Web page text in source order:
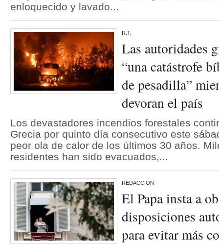
enloquecido y lavado...
R.T.
Las autoridades
“una catástrofe
de pesadilla”
devoran el país
Los devastadores incendios forestales
Grecia por quinto día consecutivo este
peor ola de calor de los últimos 30 años.
residentes han sido evacuados,...
REDACCION
El Papa insta a
disposiciones
para evitar más